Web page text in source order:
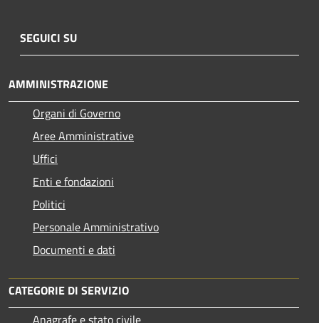
SEGUICI SU
AMMINISTRAZIONE
Organi di Governo
Aree Amministrative
Uffici
Enti e fondazioni
Politici
Personale Amministrativo
Documenti e dati
CATEGORIE DI SERVIZIO
Anagrafe e stato civile